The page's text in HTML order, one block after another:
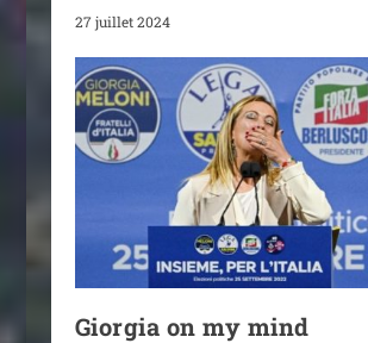
27 juillet 2024
Giorgia on my mind